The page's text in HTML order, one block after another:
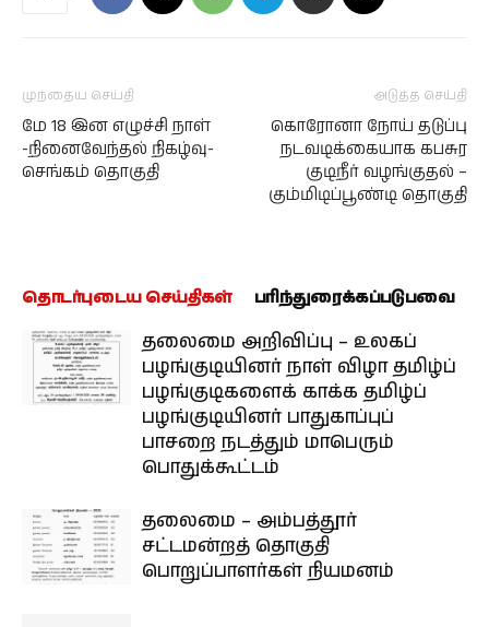
முந்தைய செய்தி
மே 18 இன எழுச்சி நாள்
-நினைவேந்தல் நிகழ்வு-
செங்கம் தொகுதி
அடுத்த செய்தி
கொரோனா நோய் தடுப்பு
நடவடிக்கையாக கபசுர
குடிநீர் வழங்குதல் –
கும்மிடிப்பூண்டி தொகுதி
தொடர்புடைய செய்திகள் பரிந்துரைக்கப்படுபவை
தலைமை அறிவிப்பு – உலகப்
பழங்குடியினர் நாள் விழா தமிழ்ப்
பழங்குடிகளைக் காக்க தமிழ்ப்
பழங்குடியினர் பாதுகாப்புப்
பாசறை நடத்தும் மாபெரும்
பொதுக்கூட்டம்
தலைமை – அம்பத்தூர்
சட்டமன்றத் தொகுதி
பொறுப்பாளர்கள் நியமனம்